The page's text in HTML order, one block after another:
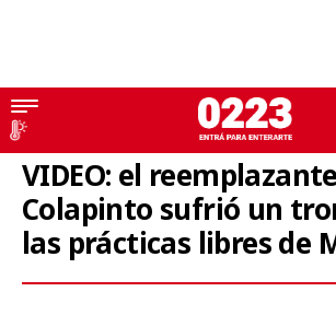
Fórmula 1
VIDEO: el
Colapinto sufrió un
las prácticas libres de